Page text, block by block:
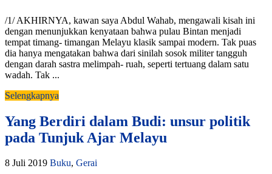
/1/ AKHIRNYA, kawan saya Abdul Wahab, mengawali kisah ini
dengan menunjukkan kenyataan bahwa pulau Bintan menjadi
tempat timang- timangan Melayu klasik sampai modern. Tak puas
dia hanya mengatakan bahwa dari sinilah sosok militer tangguh
dengan darah sastra melimpah- ruah, seperti tertuang dalam satu
wadah. Tak ...
Selengkapnya
Yang Berdiri dalam Budi: unsur politik
pada Tunjuk Ajar Melayu
8 Juli 2019 Buku, Gerai